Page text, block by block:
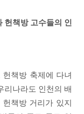
헌책방 고수들의 인
책방 축제에 다녀
리나라도 인천의 배
책방 거리가 있지